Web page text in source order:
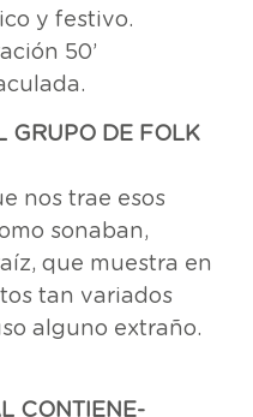
y festivo.
50’
GRUPO DE FOLK
nos trae esos
sonaban,
que muestra en
tan variados
alguno extraño.
CONTIENE-